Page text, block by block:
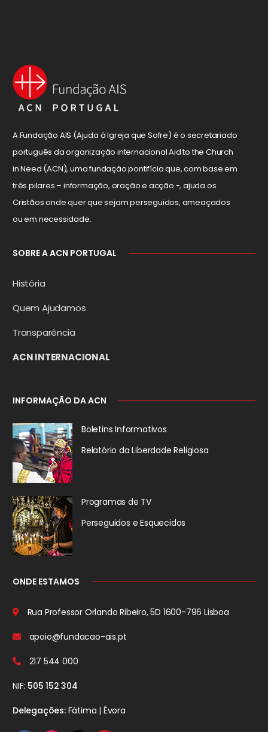
A Fundação AIS (Ajuda à Igreja que Sofre) é o secretariado
português da organização internacional Aid to the Church
in Need (ACN), uma fundação pontifícia que, com base em
três pilares – informação, oração e acção -, ajuda os
Cristãos onde quer que sejam perseguidos, ameaçados
ou em necessidade.
SOBRE A ACN PORTUGAL
História
Quem Ajudamos
Transparência
ACN INTERNACIONAL
INFORMAÇÃO DA ACN
Boletins Informativos
Relatório da Liberdade Religiosa
Programas de TV
Perseguidos e Esquecidos
ONDE ESTAMOS
Rua Professor Orlando Ribeiro, 5D 1600-796 Lisboa
apoio@fundacao-ais.pt
217 544 000
NIF: 505 152 304
Delegações:Fátima | Évora